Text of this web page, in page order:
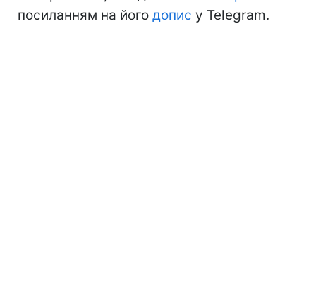
посиланням на його допис у Telegram.